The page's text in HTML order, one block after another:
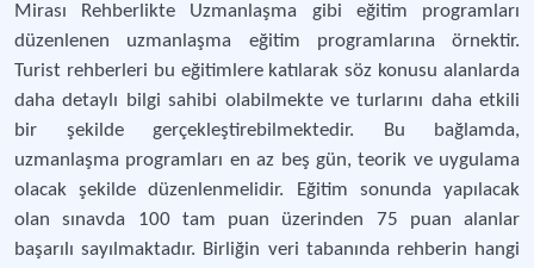
Mirası Rehberlikte Uzmanlaşma gibi eğitim programları
düzenlenen uzmanlaşma eğitim programlarına örnektir.
Turist rehberleri bu eğitimlere katılarak söz konusu alanlarda
daha detaylı bilgi sahibi olabilmekte ve turlarını daha etkili
bir şekilde gerçekleştirebilmektedir. Bu bağlamda,
uzmanlaşma programları en az beş gün, teorik ve uygulama
olacak şekilde düzenlenmelidir. Eğitim sonunda yapılacak
olan sınavda 100 tam puan üzerinden 75 puan alanlar
başarılı sayılmaktadır. Birliğin veri tabanında rehberin hangi